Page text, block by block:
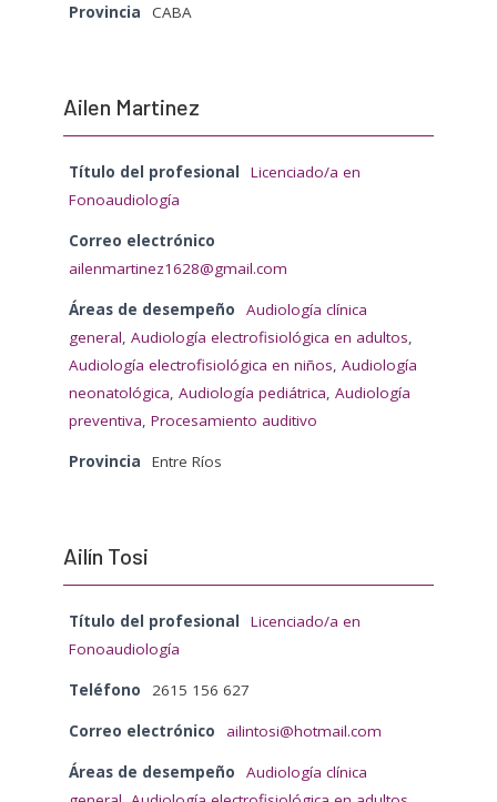
Provincia CABA
Ailen Martinez
Título del profesional
Licenciado/a en
Fonoaudiología
Correo electrónico
ailenmartinez1628@gmail.com
Áreas de desempeño
Audiología clínica
general, Audiología electrofisiológica en adultos,
Audiología electrofisiológica en niños, Audiología
neonatológica, Audiología pediátrica, Audiología
preventiva, Procesamiento auditivo
Provincia Entre Ríos
Ailín Tosi
Título del profesional
Licenciado/a en
Fonoaudiología
Teléfono 2615 156 627
Correo electrónico ailintosi@hotmail.com
Áreas de desempeño
Audiología clínica